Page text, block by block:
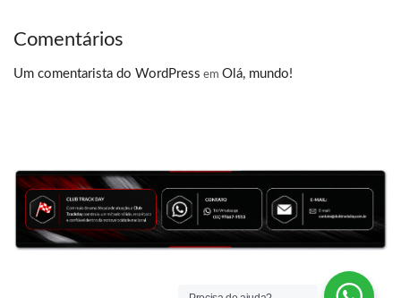
Comentários
Um comentarista do WordPress em Olá, mundo!